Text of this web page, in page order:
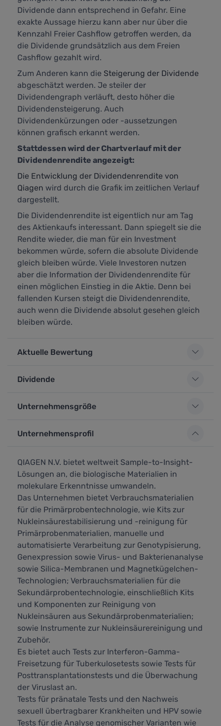
Dividende dann entsprechend in Gefahr. Eine
exakte Aussage hierzu kann aber nur über die
Kennzahl Freier Cashflow getroffen werden, da
die Dividende grundsätzlich aus dem Freien
Cashflow gezahlt wird.
Zum Anderen kann die Steigerung der Dividende
abgeschätzt werden. Je steiler der
Dividendengraph verläuft, desto höher die
Dividendensteigerung. Auch
Dividendenkürzungen oder -aussetzungen
können grafisch erkannt werden.
Stattdessen wird der Chartverlauf mit der
Dividendenrendite angezeigt:
Die Entwicklung der Dividendenrendite von
Qiagen wird durch die Grafik im zeitlichen Verlauf
dargestellt.
Die Dividendenrendite ist eigentlich nur am Tag
des Aktienkaufs interessant. Dann spiegelt sie die
Rendite wieder, die man für ein Investment
bekommen würde, sofern die absolute Dividende
gleich bleiben würde. Viele Investoren nutzen
aber die Information der Dividendenrendite für
einen möglichen Einstieg in die Aktie. Denn bei
fallenden Kursen steigt die Dividendenrendite,
auch wenn die Dividende absolut gesehen gleich
bleiben würde.
Aktuelle Bewertung
Dividende
Unternehmensgröße
Unternehmensprofil
QIAGEN N.V. bietet weltweit Sample-to-Insight-
Lösungen an, die biologische Materialien in
molekulare Erkenntnisse umwandeln.
Das Unternehmen bietet Verbrauchsmaterialien
für die Primärprobentechnologie, wie Kits zur
Nukleinsäurestabilisierung und -reinigung für
Primärprobenmaterialien, manuelle und
automatisierte Verarbeitung zur Genotypisierung,
Genexpression sowie Virus- und Bakterienanalyse
sowie Silica-Membranen und Magnetkügelchen-
Technologien; Verbrauchsmaterialien für die
Sekundärprobentechnologie, einschließlich Kits
und Komponenten zur Reinigung von
Nukleinsäuren aus Sekundärprobenmaterialien;
sowie Instrumente zur Nukleinsäurereinigung und
Zubehör.
Es bietet auch Tests zur Interferon-Gamma-
Freisetzung für Tuberkulosetests sowie Tests für
Posttransplantationstests und die Überwachung
der Viruslast an.
Tests für pränatale Tests und den Nachweis
sexuell übertragbarer Krankheiten und HPV sowie
Tests für die Analyse genomischer Varianten wie